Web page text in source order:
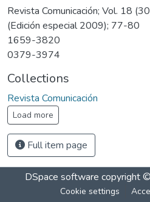
Revista Comunicación; Vol. 18
(Edición especial 2009); 77-80
1659-3820
0379-3974
Collections
Revista Comunicación
Load more
Full item page
DSpace software copyright
Cookie settings